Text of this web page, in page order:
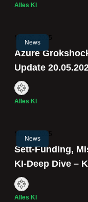
Alles KI
News
May 20, 2025
Azure
Update
Alles KI
News
May 13, 2025
Sett-Funding,
KI-Deep Dive –
Alles KI